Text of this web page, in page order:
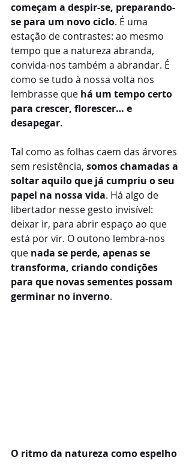
começam a despir-se, preparando-
se para um novo ciclo. É uma
estação de contrastes: ao mesmo
tempo que a natureza abranda,
convida-nos também a abrandar. É
como se tudo à nossa volta nos
lembrasse que há um tempo certo
para crescer, florescer… e
desapegar.
Tal como as folhas caem das árvores
sem resistência, somos chamadas a
soltar aquilo que já cumpriu o seu
papel na nossa vida. Há algo de
libertador nesse gesto invisível:
deixar ir, para abrir espaço ao que
está por vir. O outono lembra-nos
que nada se perde, apenas se
transforma, criando condições
para que novas sementes possam
germinar no inverno.
O ritmo da natureza como espelho